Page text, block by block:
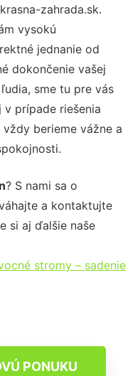
zahrada.sk.
vysokú
jednanie od
dokončenie vašej
sme tu pre vás
v prípade riešenia
berieme vážne a
? S nami sa o
a kontaktujte
si aj ďalšie naše
stromy – sadenie
PONUKU